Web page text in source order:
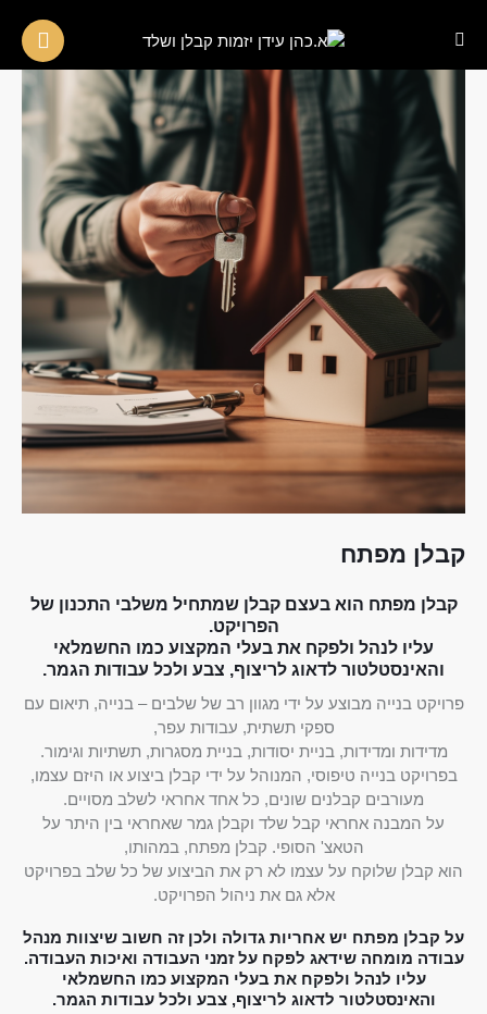
קבלן מפתח
קבלן מפתח הוא בעצם קבלן שמתחיל משלבי התכנון של
הפרויקט.
עליו לנהל ולפקח את בעלי המקצוע כמו החשמלאי
והאינסטלטור לדאוג לריצוף, צבע ולכל עבודות הגמר.
פרויקט בנייה מבוצע על ידי מגוון רב של שלבים – בנייה, תיאום עם
ספקי תשתית, עבודות עפר,
מדידות ומדידות, בניית יסודות, בניית מסגרות, תשתיות וגימור.
בפרויקט בנייה טיפוסי, המנוהל על ידי קבלן ביצוע או היזם עצמו,
מעורבים קבלנים שונים, כל אחד אחראי לשלב מסויים.
על המבנה אחראי קבל שלד וקבלן גמר שאחראי בין היתר על
הטאצ' הסופי. קבלן מפתח, במהותו,
הוא קבלן שלוקח על עצמו לא רק את הביצוע של כל שלב בפרויקט
אלא גם את ניהול הפרויקט.
על קבלן מפתח יש אחריות גדולה ולכן זה חשוב שיצוות מנהל
עבודה מומחה שידאג לפקח על זמני העבודה ואיכות העבודה.
עליו לנהל ולפקח את בעלי המקצוע כמו החשמלאי
והאינסטלטור לדאוג לריצוף, צבע ולכל עבודות הגמר.